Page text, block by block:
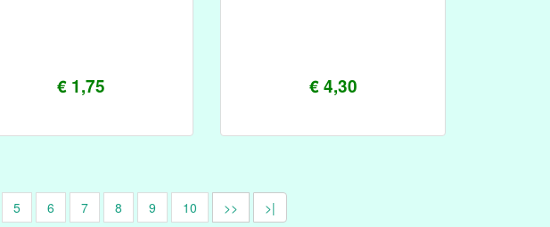
€ 1,75 € 4,30
5 6 7 8 9 10 >> >|